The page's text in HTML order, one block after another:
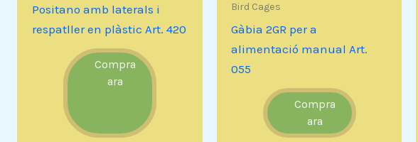
Positano amb laterals i
respatller en plàstic Art. 420
Compra
ara
Bird Cages
Gàbia 2GR per a
alimentació manual Art.
055
Compra
ara